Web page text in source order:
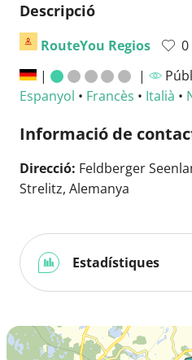
Descripció
RouteYou Regios
0
|
|
Espanyol • Francès • Italià •
Informació de
Direcció: Feldberger
Strelitz, Alemanya
Estadístiques